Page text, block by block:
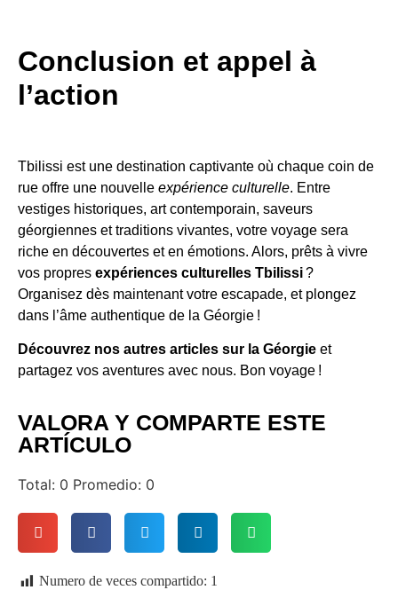
Conclusion et appel à
l’action
Tbilissi est une destination captivante où chaque coin de
rue offre une nouvelle expérience culturelle. Entre
vestiges historiques, art contemporain, saveurs
géorgiennes et traditions vivantes, votre voyage sera
riche en découvertes et en émotions. Alors, prêts à vivre
vos propres expériences culturelles Tbilissi?
Organisez dès maintenant votre escapade, et plongez
dans l’âme authentique de la Géorgie !
Découvrez nos autres articles sur la Géorgie et
partagez vos aventures avec nous. Bon voyage !
VALORA Y COMPARTE ESTE
ARTÍCULO
Total: 0 Promedio: 0
Numero de veces compartido: 1